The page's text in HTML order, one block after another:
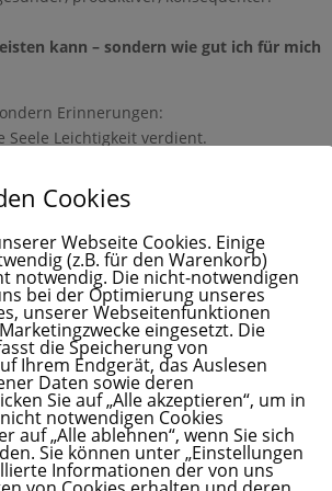
kann – sondern wie gut ich für mich
Erinnerungen:
Leichtigkeit verdient.
oder einfach ein Tag ohne To-do-
nicht streng oder dogmatisch.
sich zu erholen.
gesagt:
Press-Technikstatt mit hoher
erhalten.
dir Schritt für Schritt etwas
Kamera-Präsenz oder
Mama Business
ein
an
um dich anzumelden
Cookies
Webseite Cookies. Einige
(z.B. für den Warenkorb)
notwendig. Die nicht-notwendigen
bei der Optimierung unseres
unserer Webseitenfunktionen
eingesetzt. Die
die Speicherung von
Ihrem Endgerät, das Auslesen
Daten sowie deren
Sie auf „Alle akzeptieren“, um in
notwendigen Cookies
auf „Alle ablehnen“, wenn Sie sich
Sie können unter „Einstellungen
Informationen der von uns